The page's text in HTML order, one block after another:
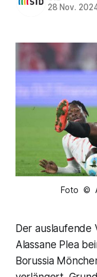
28 Nov.
Foto ©
Der auslaufende
Alassane Plea
Borussia